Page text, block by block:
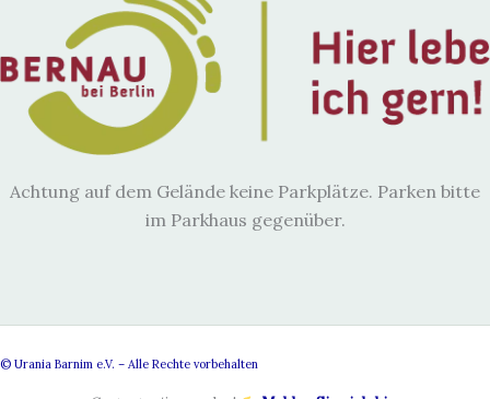
Achtung auf dem Gelände keine Parkplätze. Parken bitte
im Parkhaus gegenüber.
© Urania Barnim e.V. – Alle Rechte vorbehalten